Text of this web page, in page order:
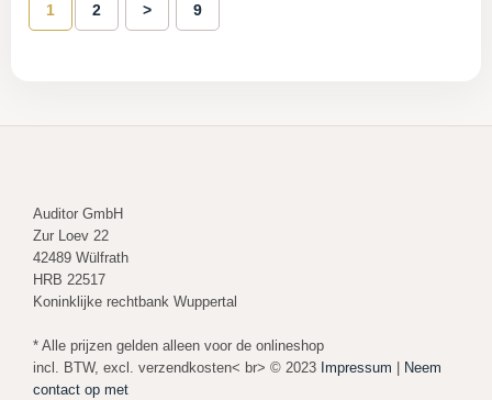
1 2 > 9
Auditor GmbH
Zur Loev 22
42489 Wülfrath
HRB 22517
Koninklijke rechtbank Wuppertal
* Alle prijzen gelden alleen voor de onlineshop
incl. BTW, excl. verzendkosten< br> © 2023 Impressum
Neem
contact op met